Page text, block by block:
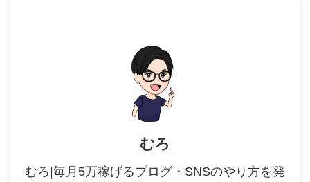
むろ
むろ|毎月5万稼げるブログ・SNSのやり方を発